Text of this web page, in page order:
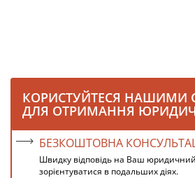
КОРИСТУЙТЕСЯ НАШИМИ
ДЛЯ ОТРИМАННЯ
БЕЗКОШТОВНА
Швидку відповідь на Ваш
зорієнтуватися в подальших діях.